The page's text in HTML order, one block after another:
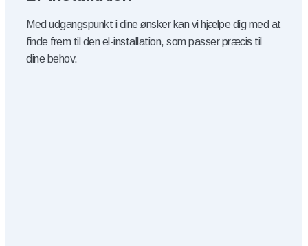
Med udgangspunkt i dine ønsker kan vi hjælpe dig med at
finde frem til den el-installation, som passer præcis til
dine behov.